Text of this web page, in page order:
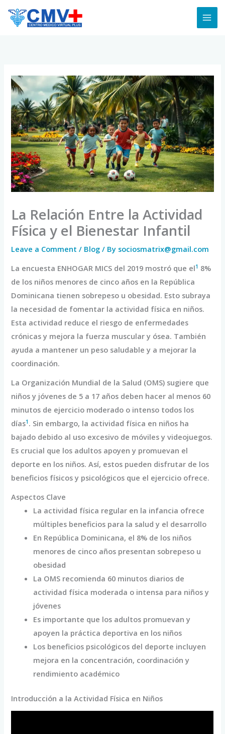
La Relación Entre la Actividad
Física y el Bienestar Infantil
Leave a Comment / Blog / By sociosmatrix@gmail.com
La encuesta ENHOGAR MICS del 2019 mostró que el1 8%
de los niños menores de cinco años en la República
Dominicana tienen sobrepeso u obesidad. Esto subraya
la necesidad de fomentar la actividad física en niños.
Esta actividad reduce el riesgo de enfermedades
crónicas y mejora la fuerza muscular y ósea. También
ayuda a mantener un peso saludable y a mejorar la
coordinación.
La Organización Mundial de la Salud (OMS) sugiere que
niños y jóvenes de 5 a 17 años deben hacer al menos 60
minutos de ejercicio moderado o intenso todos los
días1 . Sin embargo, la actividad física en niños ha
bajado debido al uso excesivo de móviles y videojuegos.
Es crucial que los adultos apoyen y promuevan el
deporte en los niños. Así, estos pueden disfrutar de los
beneficios físicos y psicológicos que el ejercicio ofrece.
Aspectos Clave
La actividad física regular en la infancia ofrece
múltiples beneficios para la salud y el desarrollo
En República Dominicana, el 8% de los niños
menores de cinco años presentan sobrepeso u
obesidad
La OMS recomienda 60 minutos diarios de
actividad física moderada o intensa para niños y
jóvenes
Es importante que los adultos promuevan y
apoyen la práctica deportiva en los niños
Los beneficios psicológicos del deporte incluyen
mejora en la concentración, coordinación y
rendimiento académico
Introducción a la Actividad Física en Niños